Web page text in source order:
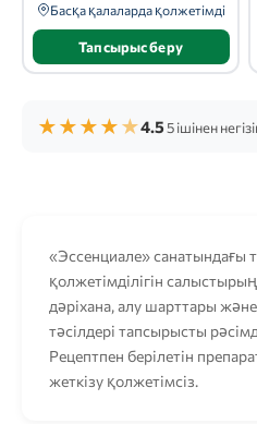
Басқа қалаларда қолжетімді
Тапсырыс беру
★★★★★4.55 ішінен
«Эссенциале» санатындағы
қолжетімділігін
дәріхана, алу шарттары
тәсілдері тапсырысты
Рецептпен берілетін
жеткізу қолжетімсіз.